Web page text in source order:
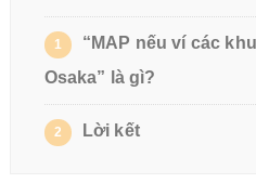
1
“MAP nếu ví các
Osaka” là gì?
2 Lời kết